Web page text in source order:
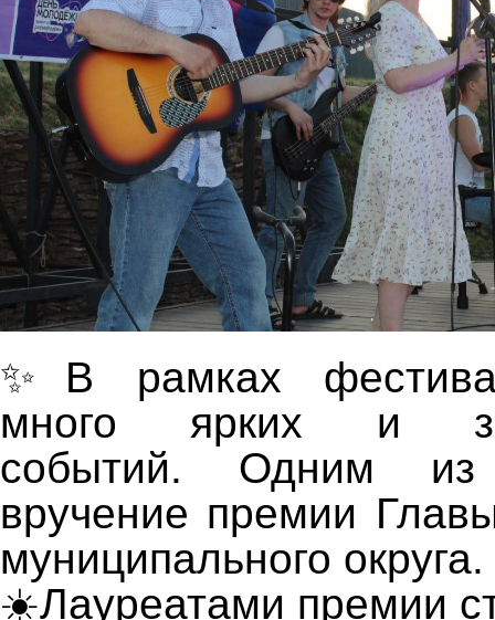
✨В рамках
много ярких и
событий. Одним из
вручение премии
муниципального округа.
☀️Лауреатами премии